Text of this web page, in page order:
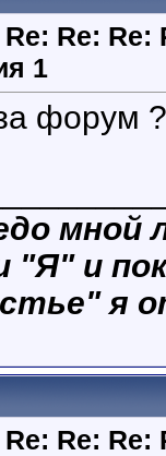
Re: Re: Re:
1
форум
мной
"Я" и
я
Re: Re: Re: